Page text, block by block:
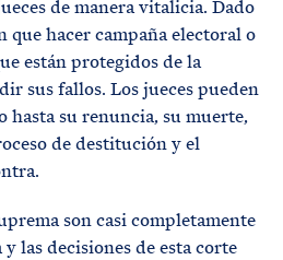
de manera vitalicia. Dado
que hacer campaña electoral o
están protegidos de la
sus fallos. Los jueces pueden
hasta su renuncia, su muerte,
de destitución y el
son casi completamente
las decisiones de esta corte